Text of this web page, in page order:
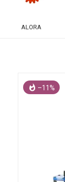
ALORA
–11%